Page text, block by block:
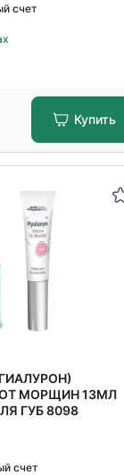
счет
Купить
МОРЩИН 13МЛ
ГУБ 8098
счет